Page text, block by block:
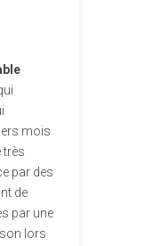
mois
très
par des
de
par une
lors